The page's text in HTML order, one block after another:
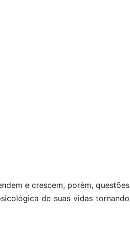
e crescem, porém, questões
de suas vidas tornando